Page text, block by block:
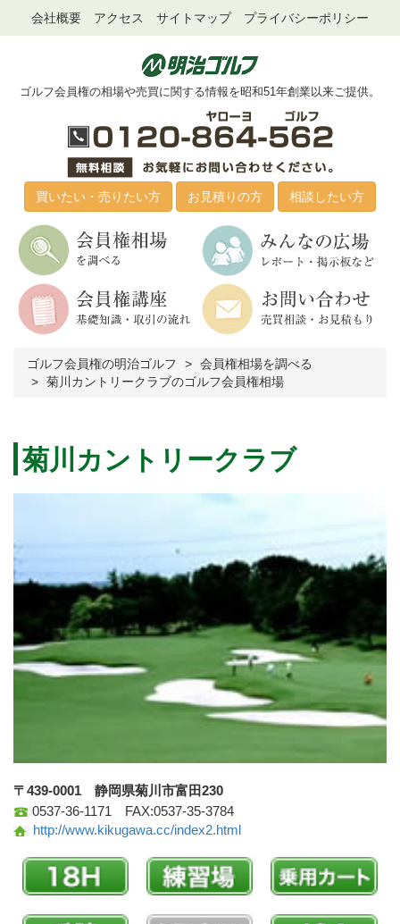
会社概要 アクセス サイトマップ プライバシーポリシー
ゴルフ会員権の相場や売買に関する情報を昭和51年創業以来ご提供。
買いたい・売りたい方 お見積りの方 相談したい方
ゴルフ会員権の明治ゴルフ
会員権相場を調べる
菊川カントリークラブのゴルフ会員権相場
菊川カントリークラブ
〒439-0001 静岡県菊川市富田230
0537-36-1171 FAX:0537-35-3784
http://www.kikugawa.cc/index2.html